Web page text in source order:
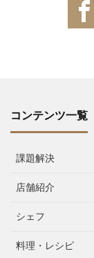
コンテンツ一覧
課題解決
店舗紹介
シェフ
料理・レシピ